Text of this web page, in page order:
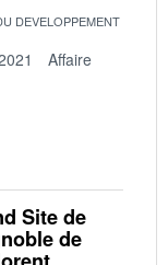
DEVELOPPEMENT
Affaire
Site de
de